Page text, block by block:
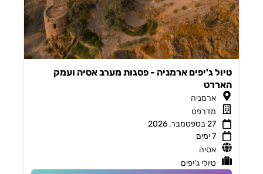
טיול ג'יפים ארמניה - פסגות מערב אסיה ועמק
האררט
ארמניה
מדרפט
27 בספטמבר, 2026
7 ימים
אסיה
טיולי ג'יפים